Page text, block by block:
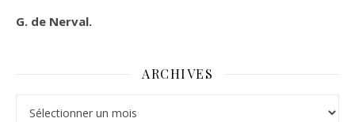
G. de Nerval.
ARCHIVES